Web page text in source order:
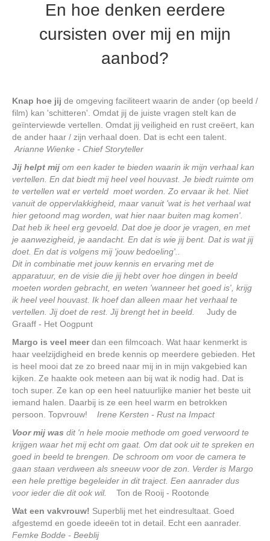
En hoe denken eerdere
cursisten over mij en mijn
aanbod?
Knap hoe jij de omgeving faciliteert waarin de ander (op beeld /
film) kan 'schitteren'. Omdat jij de juiste vragen stelt kan de
geïnterviewde vertellen. Omdat jij veiligheid en rust creëert, kan
de ander haar / zijn verhaal doen. Dat is echt een talent.
Arianne Wienke - Chief Storyteller
Jij helpt mij om een kader te bieden waarin ik mijn verhaal kan
vertellen. En dat biedt mij heel veel houvast. Je biedt ruimte om
te vertellen wat er verteld moet worden. Zo ervaar ik het. Niet
vanuit de oppervlakkigheid, maar vanuit 'wat is het verhaal wat
hier getoond mag worden, wat hier naar buiten mag komen'.
Dat heb ik heel erg gevoeld. Dat doe je door je vragen, en met
je aanwezigheid, je aandacht. En dat is wie jij bent. Dat is wat jij
doet. En dat is volgens mij 'jouw bedoeling'..
Dit in combinatie met jouw kennis en ervaring met de
apparatuur, en de visie die jij hebt over hoe dingen in beeld
moeten worden gebracht, en weten 'wanneer het goed is', krijg
ik heel veel houvast. Ik hoef dan alleen maar het verhaal te
vertellen. Jij doet de rest. Jij brengt het in beeld.
Judy de
Graaff - Het Oogpunt
Margo is veel meerdan een filmcoach. Wat haar kenmerkt is
haar veelzijdigheid en brede kennis op meerdere gebieden. Het
is heel mooi dat ze zo breed naar mij in in mijn vakgebied kan
kijken. Ze haakte ook meteen aan bij wat ik nodig had. Dat is
toch super. Ze kan op een heel natuurlijke manier het beste uit
iemand halen. Daarbij is ze een heel warm en betrokken
persoon. Topvrouw! Irene Kersten - Rust na Impact
Voor mij was dit 'n hele mooie methode om goed verwoord te
krijgen waar het mij echt om gaat. Om dat ook uit te spreken en
goed in beeld te brengen. De schroom om voor de camera te
gaan staan verdween als sneeuw voor de zon. Verder is Margo
een hele prettige begeleider in dit traject. Een aanrader dus
voor ieder die dit ook wil.
Ton de Rooij - Rootonde
Wat een vakvrouw! Superblij met het eindresultaat. Goed
afgestemd en goede ideeën tot in detail. Echt een aanrader.
Femke Bodde - Beeblij